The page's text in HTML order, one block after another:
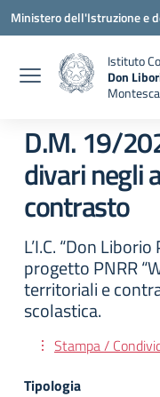
Vai ai contenuti
Vai al menu di navigazione
Vai al footer
Ministero dell'Istruzione e
Istituto
Don
D.M. 19/
divari negli
contrasto
L’I.C. “Don
progetto PNRR
territoriali e
scolastica.
Stampa /
Tipologia